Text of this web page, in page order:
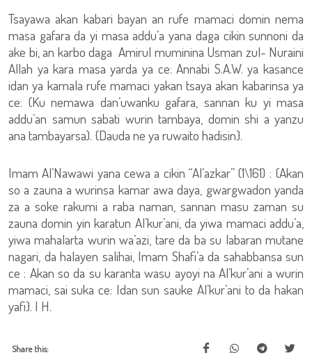
Tsayawa akan kabari bayan an rufe mamaci domin nema
masa gafara da yi masa addu’a yana daga cikin sunnoni da
ake bi, an karbo daga Amirul muminina Usman zul- Nuraini
Allah ya kara masa yarda ya ce: Annabi S.A.W. ya kasance
idan ya kamala rufe mamaci yakan tsaya akan kabarinsa ya
ce: (Ku nemawa dan’uwanku gafara, sannan ku yi masa
addu’an samun sabati wurin tambaya, domin shi a yanzu
ana tambayarsa). {Dauda ne ya ruwaito hadisin}.
Imam Al’Nawawi yana cewa a cikin “Al’azkar” (1\161) : {Akan
so a zauna a wurinsa kamar awa daya, gwargwadon yanda
za a soke rakumi a raba naman, sannan masu zaman su
zauna domin yin karatun Al’kur’ani, da yiwa mamaci addu’a,
yiwa mahalarta wurin wa’azi, tare da ba su labaran mutane
nagari, da halayen salihai, Imam Shafi’a da sahabbansa sun
ce : Akan so da su karanta wasu ayoyi na Al’kur’ani a wurin
mamaci, sai suka ce: Idan sun sauke Al’kur’ani to da hakan
yafi}. I H.
Share this: